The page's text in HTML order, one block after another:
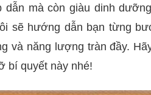
dẫn mà còn giàu dinh
sẽ hướng dẫn bạn từng
và năng lượng tràn đầy.
bí quyết này nhé!